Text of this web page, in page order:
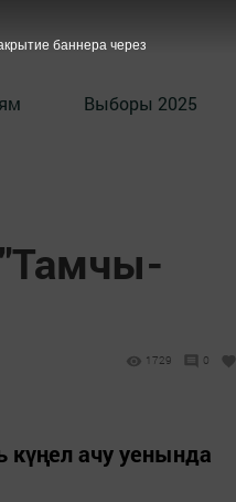
Выборы 2025
1729 0
күңел ачу уенында
баннера через